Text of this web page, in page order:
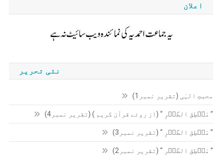
اعلان
نئی تحریر
محبتِ الہٰی (تقریر نمبر1)
” مَنۡطِقَ الطَّیۡرِ “ (از روئے قرآن کریم ) (تقریر نمبر4)
” مَنۡطِقَ الطَّیۡرِ “ (تقریر نمبر3)
” مَنۡطِقَ الطَّیۡرِ “ (تقریر نمبر2)